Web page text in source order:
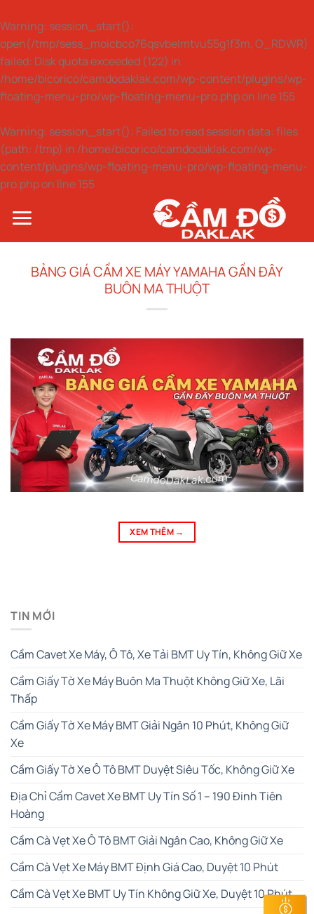
Warning: session_start():
open(/tmp/sess_moicbco76qsvbelmtvu55g1f3m, O_RDWR)
failed: Disk quota exceeded (122) in
/home/bicorico/camdodaklak.com/wp-content/plugins/wp-
floating-menu-pro/wp-floating-menu-pro.phpon line155
Warning: session_start(): Failed to read session data: files
(path: /tmp) in /home/bicorico/camdodaklak.com/wp-
content/plugins/wp-floating-menu-pro/wp-floating-menu-
pro.phpon line155
qua
BẢNG GIÁ CẦM XE MÁY YAMAHA GẦN ĐÂY
BUÔN MA THUỘT
XEM THÊM →
TIN MỚI
Cầm Cavet Xe Máy, Ô Tô, Xe Tải BMT Uy Tín, Không Giữ Xe
Cầm Giấy Tờ Xe Máy Buôn Ma Thuột Không Giữ Xe, Lãi
Thấp
Cầm Giấy Tờ Xe Máy BMT Giải Ngân 10 Phút, Không Giữ
Xe
Cầm Giấy Tờ Xe Ô Tô BMT Duyệt Siêu Tốc, Không Giữ Xe
Địa Chỉ Cầm Cavet Xe BMT Uy Tín Số 1 – 190 Đinh Tiên
Hoàng
Cầm Cà Vẹt Xe Ô Tô BMT Giải Ngân Cao, Không Giữ Xe
Cầm Cà Vẹt Xe Máy BMT Định Giá Cao, Duyệt 10 Phút
Cầm Cà Vẹt Xe BMT Uy Tín Không Giữ Xe, Duyệt 10 Phút